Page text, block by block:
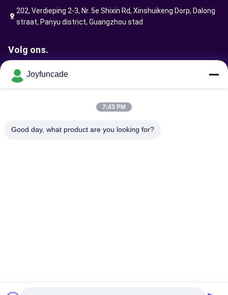
202, Verdieping 2-3, Nr. 5e Shixin Rd, Xinshuikeng Dorp, Dalong
straat, Panyu district, Guangzhou stad
Volg ons.
Joyfuncade
7:43 PM
Good day, what product are you looking for?